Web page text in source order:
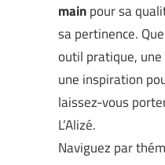
mainpour sa
sa pertinence.
outil pratique,
une inspiration
laissez-vous
L’Alizé.
Naviguez par